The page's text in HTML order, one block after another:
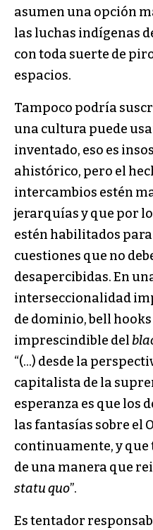
asumen una opción
las luchas indígenas
con toda suerte de
espacios.
Tampoco podría
una cultura puede
inventado, eso es
ahistórico, pero el
intercambios estén
jerarquías y que por
estén habilitados
cuestiones que no
desapercibidas. En
interseccionalidad
de dominio, bell
imprescindible del
“(…) desde la
capitalista de la
esperanza es que los
las fantasías sobre el
continuamente, y
de una manera que
statu quo”.
Es tentador